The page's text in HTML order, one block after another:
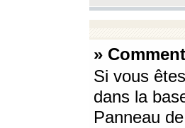
»
Si vous
dans la
Panneau